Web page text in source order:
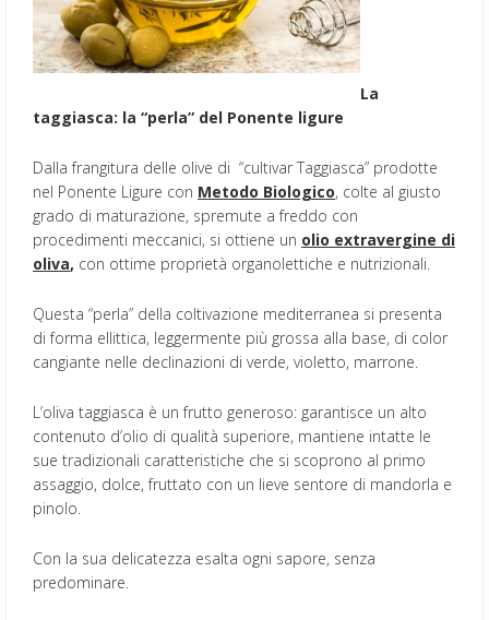
La
taggiasca: la “perla” del Ponente ligure
Dalla frangitura delle olive di “cultivar Taggiasca” prodotte
nel Ponente Ligure con Metodo Biologico, colte al giusto
grado di maturazione, spremute a freddo con
procedimenti meccanici, si ottiene un olio extravergine di
oliva, con ottime proprietà organolettiche e nutrizionali.
Questa “perla” della coltivazione mediterranea si presenta
di forma ellittica, leggermente più grossa alla base, di color
cangiante nelle declinazioni di verde, violetto, marrone.
L’oliva taggiasca è un frutto generoso: garantisce un alto
contenuto d’olio di qualità superiore, mantiene intatte le
sue tradizionali caratteristiche che si scoprono al primo
assaggio, dolce, fruttato con un lieve sentore di mandorla e
pinolo.
Con la sua delicatezza esalta ogni sapore, senza
predominare.